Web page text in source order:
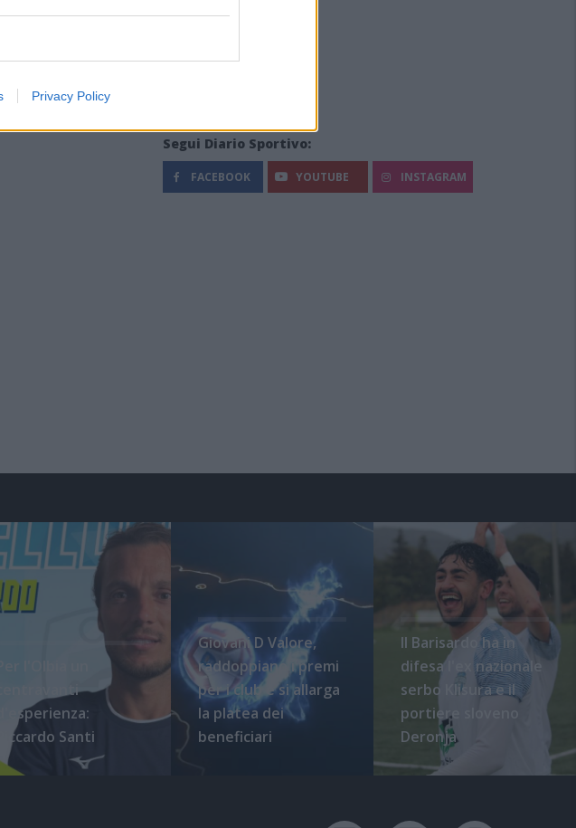
Privacy Policy
Segui Diario Sportivo:
FACEBOOK YOUTUBE INSTAGRAM
centravanti
d'esperienza:
Riccardo Santi
Giovani D Valore,
raddoppiano i premi
per i club e si allarga
la platea dei
beneficiari
Il Barisardo ha in
difesa l'ex nazionale
serbo Klisura e il
portiere sloveno
Deronja